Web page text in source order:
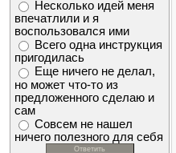
Несколько идей меня
впечатлили и я
воспользовался ими
Всего одна инструкция
пригодилась
Еще ничего не делал,
но может что-то из
предложенного сделаю и
сам
Совсем не нашел
ничего полезного для себя